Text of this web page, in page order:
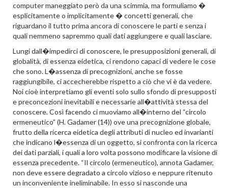
computer maneggiato però da una scimmia, ma formuliamo �
esplicitamente o implicitamente � concetti generali, che
riguardano il tutto prima ancora di conoscere le parti e senza i
quali nemmeno sapremmo quali dati aggiungere e quali lasciare.
Lungi dall�impedirci di conoscere, le presupposizioni generali, di
globalità, di essenza eidetica, ci rendono capaci di vedere le cose
che sono. L�assenza di precognizioni, anche se fosse
raggiungibile, ci accecherebbe rispetto a ciò che vi è da vedere.
Noi cioè interpretiamo gli eventi solo sullo sfondo di presupposti
e preconcezioni inevitabili e necessarie all�attività stessa del
conoscere. Così facendo ci muoviamo all�interno del “circolo
ermeneutico” (H. Gadamer (14)) ove una precognizione globale,
frutto della ricerca eidetica degli attributi di nucleo ed invarianti
che indicano l�essenza di un oggetto, si confronta con la ricerca
dei dati parziali, i quali a loro volta possono modificare la visione di
essenza precedente. “Il circolo (ermeneutico), annota Gadamer,
non deve essere degradato a circolo vizioso e neppure ritenuto
un inconveniente ineliminabile. In esso si nasconde una